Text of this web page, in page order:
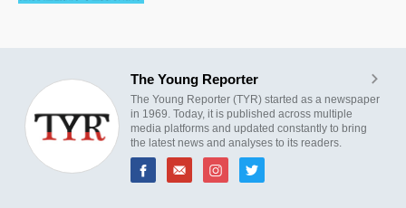
The Young Reporter
The Young Reporter (TYR) started as a newspaper
in 1969. Today, it is published across multiple
media platforms and updated constantly to bring
the latest news and analyses to its readers.